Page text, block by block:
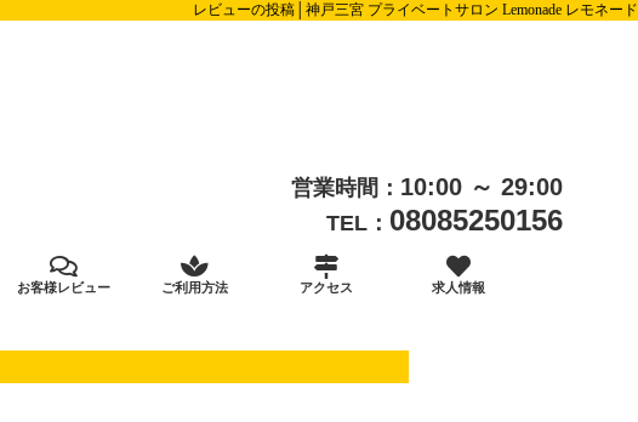
レビューの投稿│神戸三宮 プライベートサロン Lemonade レモネード
営業時間： 10:00 ～ 29:00
TEL： 08085250156
お客様レビュー ご利用方法 アクセス 求人情報